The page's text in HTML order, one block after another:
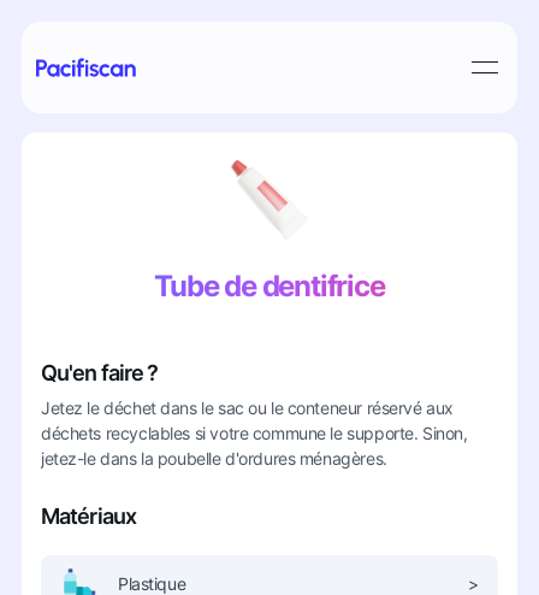
Tube de dentifrice
Qu'en faire ?
Jetez le déchet dans le sac ou le conteneur réservé aux
déchets recyclables si votre commune le supporte. Sinon,
jetez-le dans la poubelle d'ordures ménagères.
Matériaux
Plastique >